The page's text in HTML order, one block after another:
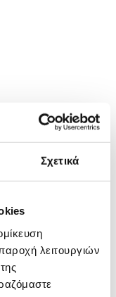
Σχετικά
λειτουργιών
την Κίνα